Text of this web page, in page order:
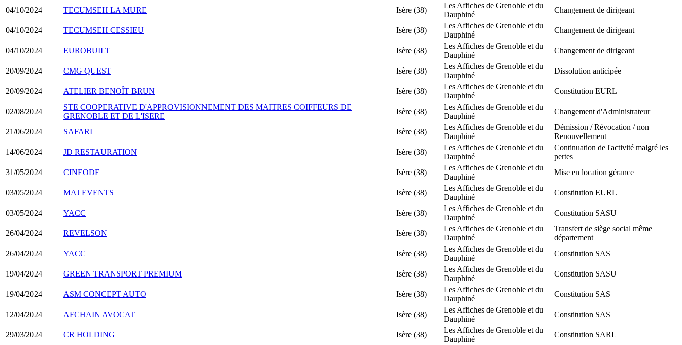
04/10/2024 TECUMSEH LA MURE Isère (38)
Les Affiches de Grenoble et du
Dauphiné
Changement de dirigeant
04/10/2024 TECUMSEH CESSIEU Isère (38)
Les Affiches de Grenoble et du
Dauphiné
Changement de dirigeant
04/10/2024 EUROBUILT Isère (38)
Les Affiches de Grenoble et du
Dauphiné
Changement de dirigeant
20/09/2024 CMG QUEST Isère (38)
Les Affiches de Grenoble et du
Dauphiné
Dissolution anticipée
20/09/2024 ATELIER BENOÎT BRUN Isère (38)
Les Affiches de Grenoble et du
Dauphiné
Constitution EURL
02/08/2024
STE COOPERATIVE D'APPROVISIONNEMENT DES MAITRES COIFFEURS DE
GRENOBLE ET DE L'ISERE
Isère (38)
Les Affiches de Grenoble et du
Dauphiné
Changement d'Administrateur
21/06/2024 SAFARI Isère (38)
Les Affiches de Grenoble et du
Dauphiné
Démission / Révocation / non
Renouvellement
14/06/2024
JD RESTAURATION Isère (38)
Les Affiches de Grenoble et du
Dauphiné
Continuation de l'activité malgré les
pertes
31/05/2024
CINEODE Isère (38)
Les Affiches de Grenoble et du
Dauphiné
Mise en location gérance
03/05/2024 MAJ EVENTS Isère (38)
Les Affiches de Grenoble et du
Dauphiné
Constitution EURL
03/05/2024 YACC Isère (38)
Les Affiches de Grenoble et du
Dauphiné
Constitution SASU
26/04/2024 REVELSON Isère (38)
Les Affiches de Grenoble et du
Dauphiné
Transfert de siège social même
département
26/04/2024
YACC Isère (38)
Les Affiches de Grenoble et du
Dauphiné
Constitution SAS
19/04/2024 GREEN TRANSPORT PREMIUM Isère (38)
Les Affiches de Grenoble et du
Dauphiné
Constitution SASU
19/04/2024 ASM CONCEPT AUTO Isère (38)
Les Affiches de Grenoble et du
Dauphiné
Constitution SAS
12/04/2024 AFCHAIN AVOCAT Isère (38)
Les Affiches de Grenoble et du
Dauphiné
Constitution SAS
29/03/2024 CR HOLDING Isère (38)
Les Affiches de Grenoble et du
Dauphiné
Constitution SARL